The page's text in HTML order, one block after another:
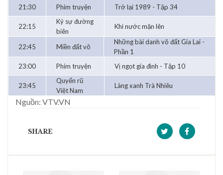
21:30 Phim truyện Trở lại 1989 - Tập 34
22:15
Ký sự đường
biên
Khi nước mặn lên
22:45 Miền đất võ
Những bài danh võ đất Gia Lai -
Phần 1
23:00
Phim truyện Vị ngọt gia đình - Tập 10
23:45
Quyến rũ
Việt Nam
Làng xanh Trà Nhiêu
Nguồn: VTV.VN
SHARE